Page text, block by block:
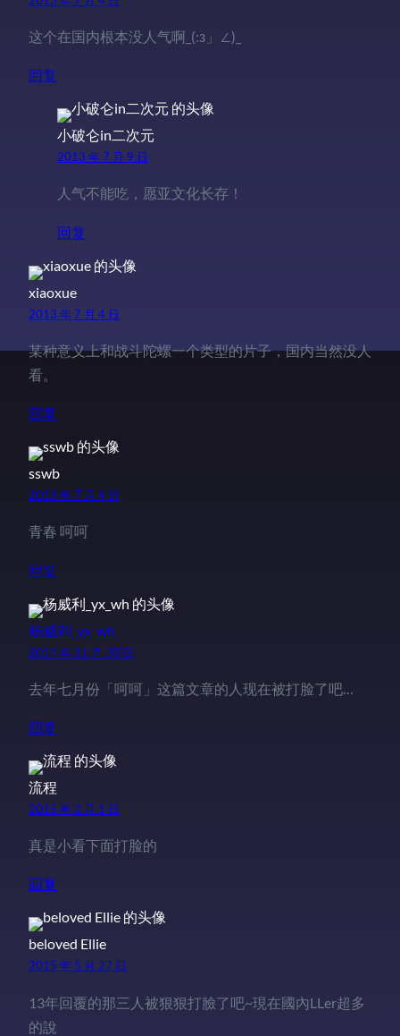
这个在国内根本没人气啊_(:з」∠)_
回复
小破仑in二次元
2013 年 7 月 9 日
人气不能吃，愿亚文化长存！
回复
xiaoxue
2013 年 7 月 4 日
某种意义上和战斗陀螺一个类型的片子，国内当然没人
看。
回复
sswb
2013 年 7 月 4 日
青春 呵呵
回复
杨威利_yx_wh
2014 年 11 月 30 日
去年七月份「呵呵」这篇文章的人现在被打脸了吧…
回复
流程
2015 年 2 月 1 日
真是小看下面打脸的
回复
beloved Ellie
2015 年 5 月 27 日
13年回覆的那三人被狠狠打臉了吧~現在國內LLer超多
的說